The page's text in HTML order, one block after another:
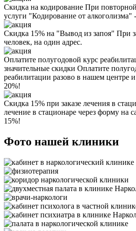
Скидка на кодирование При
услуги "Кодирование от алкоголизма"
Скидка 15% на "Вывод из запоя" При
человек, на один адрес.
Оплатите полугодовой курс
значительные скидки Оплатите
реабилитации разово в нашем центре
20%!
Скидка 15% при заказе лечения в
лечение в стационаре через форму на
15%!
Фото нашей клиники